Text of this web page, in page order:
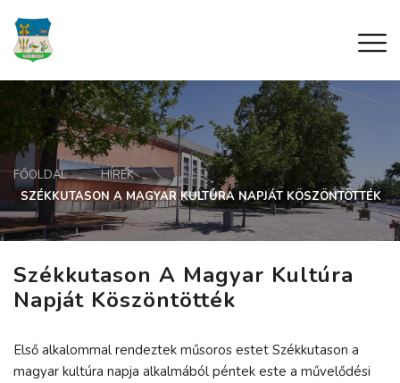
FŐOLDAL
HÍREK
SZÉKKUTASON A MAGYAR KULTÚRA NAPJÁT KÖSZÖNTÖTTÉK
Székkutason A Magyar Kultúra
Napját Köszöntötték
Első alkalommal rendeztek műsoros estet Székkutason a
magyar kultúra napja alkalmából péntek este a művelődési